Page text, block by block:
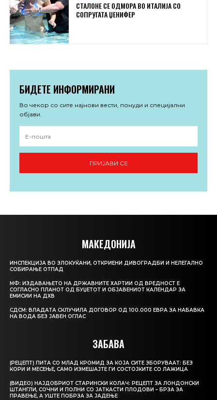
СТАЛОНЕ СЕ ОДМОРА ВО ИТАЛИЈА СО
СОПРУГАТА ЏЕНИФЕР
БИДЕТЕ ИНФОРМИРАНИ
Во чекор со сите најнови вести, понуди и специјални
објави.
ПРИЈАВИ СЕ
МАКЕДОНИЈА
ИНСПЕКЦИЈА ВО ЗЛОКУЌАНИ, ОТКРИЕНИ ДИВОГРАДБИ И НЕЛЕГАЛНО
СОБИРАЊЕ ОТПАД
МФ: ИЗДАВАЊЕТО НА ДРЖАВНИТЕ ХАРТИИ ОД ВРЕДНОСТ Е
СОГЛАСНО ПЛАНОТ ОД БУЏЕТОТ И ОБЈАВЕНИОТ КАЛЕНДАР ЗА
ЕМИСИИ НА ДХВ
СДСМ: ВЛАДАТА СКЛУЧИЛА ДОГОВОР ОД 100.000 ЕВРА ЗА НАБАВКА
НА ВОДА БЕЗ ЈАВЕН ОГЛАС
ЗАБАВА
(РЕЦЕПТ) ПИТА СО МЛАД КРОМИД ЗА КОЈА СИТЕ ЗБОРУВААТ: БЕЗ
КОРИ И МЕСЕЊЕ, САМО ИЗМЕШАЈТЕ ГИ СОСТОЈКИТЕ СО ЛАЖИЦА
(ВИДЕО) НАЈДОБРИОТ СТАРИНСКИ КОЛАЧ: РЕЦЕПТ ЗА ЛОНДОНСКИ
ШТАНГЛИ, СОЧНИ И ПОЛНИ СО ЈАТКАСТИ ПЛОДОВИ – БРЗА ЗА
ПРАВЕЊЕ, А УШТЕ ПОБРЗА ЗА ЈАДЕЊЕ